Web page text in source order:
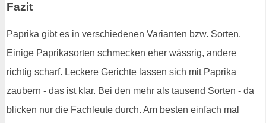
Fazit
Paprika gibt es in verschiedenen Varianten bzw. Sorten.
Einige Paprikasorten schmecken eher wässrig, andere
richtig scharf. Leckere Gerichte lassen sich mit Paprika
zaubern - das ist klar. Bei den mehr als tausend Sorten - da
blicken nur die Fachleute durch. Am besten einfach mal